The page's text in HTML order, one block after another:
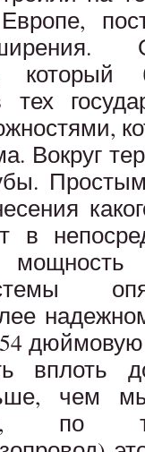
который
Вокруг
в
дюймовую
вплоть
чем
по